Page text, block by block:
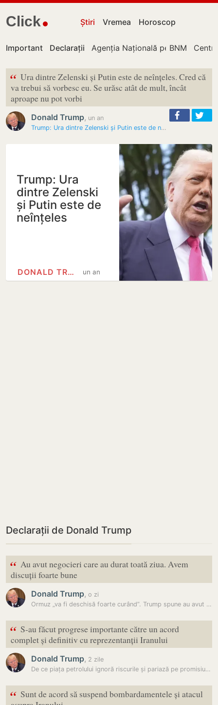
Click Știri Vremea Horoscop
Important Declarații Agenția Națională pentru
BNM
“ Ura dintre Zelenski și Putin este de neînțeles. Cred că
va trebui să vorbesc eu. Se urăsc atât de mult, încât
aproape nu pot vorbi
Donald Trump, un an
Trump: Ura dintre Zelenski și Putin este de neînțeles
Trump: Ura
dintre Zelenski
și Putin este de
neînțeles
un an
DONALD TRUMP
Declarații de Donald Trump
“ Au avut negocieri care au durat toată ziua. Avem
discuții foarte bune
Donald Trump, o zi
Ormuz „va fi deschisă foarte curând”. Trump spune au avut loc…
“ S-au făcut progrese importante către un acord
complet și definitiv cu reprezentanții Iranului
Donald Trump, 2 zile
De ce piața petrolului ignoră riscurile și pariază pe promisiunile lui…
“ Sunt de acord să suspend bombardamentele și atacul